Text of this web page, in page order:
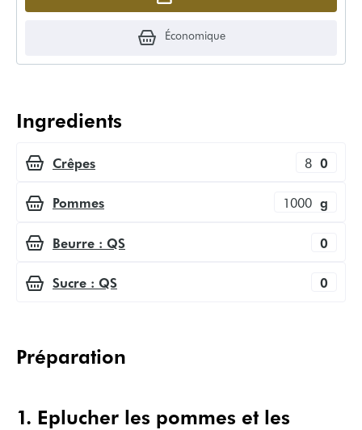
Économique
Ingredients
Crêpes 8 0
Pommes 1000 g
Beurre : QS 0
Sucre : QS 0
Préparation
1. Eplucher les pommes et les